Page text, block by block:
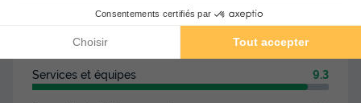
Résumé des avis
Situation et alentours
Services et équipes 9.3